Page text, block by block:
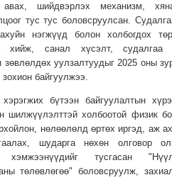
шийдвэрлэх механизм,
тус тус боловсруулсан.
нэгжүүд болон холбогдох
хийж, санал хүсэлт, судалгаа
уулзалтуудыг 2025 оны
байгуулжээ.
бүтээн байгуулалтын
шилжүүлэлттэй холбоотой физик
нөлөөлөлд өртөх иргэд, аж
шударга нөхөн олговор
тусгасан
төлөвлөгөө" боловсруулж,